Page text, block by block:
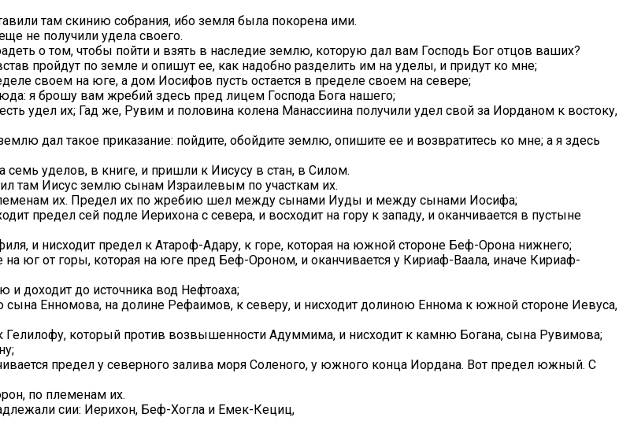
там скинию собрания, ибо земля была покорена ими.
не получили удела своего.
о том, чтобы пойти и взять в наследие землю, которую дал вам Господь Бог отцов ваших?
пройдут по земле и опишут ее, как надобно разделить им на уделы, и придут ко мне;
своем на юге, а дом Иосифов пусть остается в пределе своем на севере;
я брошу вам жребий здесь пред лицем Господа Бога нашего;
удел их; Гад же, Рувим и половина колена Манассиина получили удел свой за Иорданом к востоку,
дал такое приказание: пойдите, обойдите землю, опишите ее и возвратитесь ко мне; а я здесь
уделов, в книге, и пришли к Иисусу в стан, в Силом.
там Иисус землю сынам Израилевым по участкам их.
их. Предел их по жребию шел между сынами Иуды и между сынами Иосифа;
предел сей подле Иерихона с севера, и восходит на гору к западу, и оканчивается в пустыне
и нисходит предел к Атароф-Адару, к горе, которая на южной стороне Беф-Орона нижнего;
на юг от горы, которая на юге пред Беф-Ороном, и оканчивается у Кириаф-Ваала, иначе Кириаф-
доходит до источника вод Нефтоаха;
сына Енномова, на долине Рефаимов, к северу, и нисходит долиною Еннома к южной стороне Иевуса,
который против возвышенности Адуммима, и нисходит к камню Богана, сына Рувимова;
предел у северного залива моря Соленого, у южного конца Иордана. Вот предел южный. С
по племенам их.
сии: Иерихон, Беф-Хогла и Емек-Кециц,